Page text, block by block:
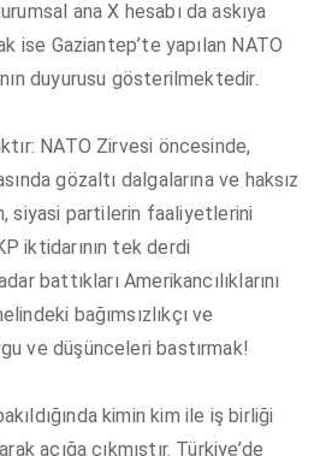
ana X hesabı da askıya
ise Gaziantep’te yapılan NATO
duyurusu gösterilmektedir.
NATO Zirvesi öncesinde,
gözaltı dalgalarına ve haksız
siyasi partilerin faaliyetlerini
iktidarının tek derdi
battıkları Amerikancılıklarını
bağımsızlıkçı ve
ve düşünceleri bastırmak!
kimin kim ile iş birliği
açığa çıkmıştır. Türkiye’de